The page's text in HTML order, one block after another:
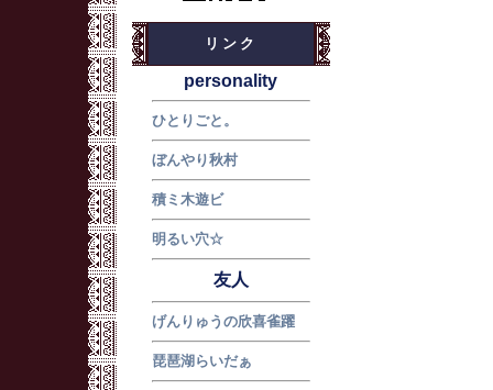
リンク
personality
ひとりごと。
ぼんやり秋村
積ミ木遊ビ
明るい穴☆
友人
げんりゅうの欣喜雀躍
琵琶湖らいだぁ